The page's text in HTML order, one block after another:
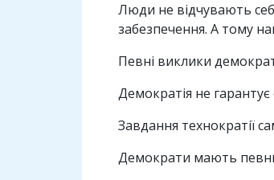
Люди не відчувають
забезпечення. А тому
Певні виклики
Демократія не
Завдання технократії
Демократи мають